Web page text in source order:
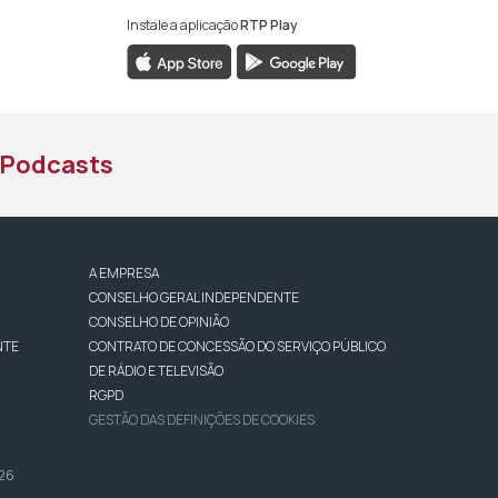
da RTP África
da RTP África
YouTube da RTP África
Instale a aplicaçãoRTP Play
Podcasts
A EMPRESA
CONSELHO GERAL INDEPENDENTE
CONSELHO DE OPINIÃO
CONTRATO DE CONCESSÃO DO SERVIÇO PÚBLICO
DE RÁDIO E TELEVISÃO
RGPD
GESTÃO DAS DEFINIÇÕES DE COOKIES